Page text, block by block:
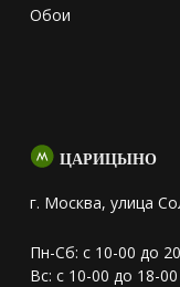
Обои
ЦАРИЦЫНО
г. Москва, улица
Пн-Сб: с 10-00 до
Вс: с 10-00 до 18-00